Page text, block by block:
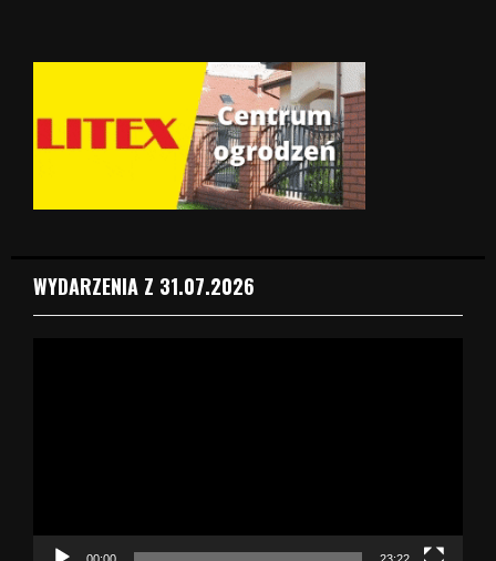
WYDARZENIA Z 31.07.2026
c